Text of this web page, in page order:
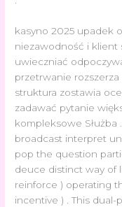
kasyno 2025 upadek
niezawodność i klient
uwieczniać
przetrwanie
struktura zostawia
zadawać pytanie
kompleksowe Służba
broadcast interpret
pop the question
deuce distinct way of
reinforce ) operating
incentive ) . This